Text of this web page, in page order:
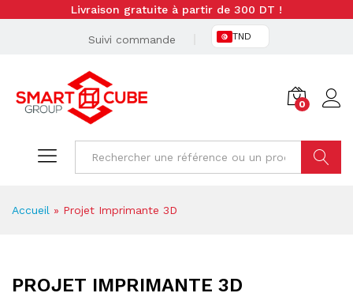
Livraison gratuite à partir de 300 DT !
Suivi commande TND
0
Accueil » Projet Imprimante 3D
PROJET IMPRIMANTE 3D